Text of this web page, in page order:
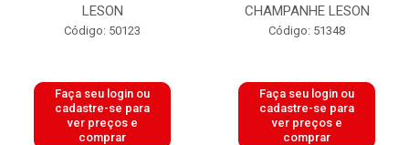
LESON
Código: 50123
Faça seu login ou
cadastre-se para
ver preços e
comprar
CHAMPANHE LESON
Código: 51348
Faça seu login ou
cadastre-se para
ver preços e
comprar